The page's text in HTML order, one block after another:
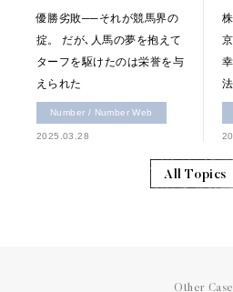
優勝劣敗──それが競馬界の
掟。 だが､人馬の夢を抱えて
ターフを駆けたのは栄誉を与
えられた
Number / Number Web
2025.03.28
All Topics
Other Case